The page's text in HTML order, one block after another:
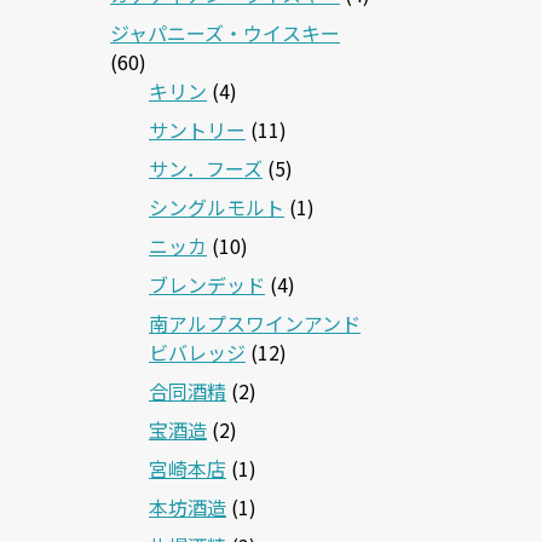
ジャパニーズ・ウイスキー
(60)
キリン (4)
サントリー (11)
サン．フーズ (5)
シングルモルト (1)
ニッカ (10)
ブレンデッド (4)
南アルプスワインアンド
ビバレッジ (12)
合同酒精 (2)
宝酒造 (2)
宮崎本店 (1)
本坊酒造 (1)